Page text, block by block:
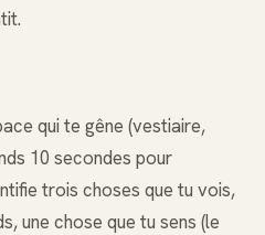
qui te gêne (vestiaire,
10 secondes pour
trois choses que tu vois,
une chose que tu sens (le